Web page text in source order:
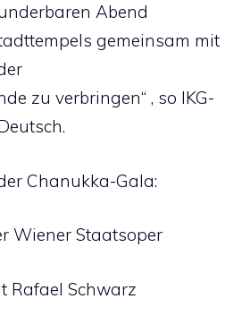
Abend
gemeinsam mit
zu verbringen“ , so IKG-
Chanukka-Gala:
Wiener Staatsoper
Rafael Schwarz